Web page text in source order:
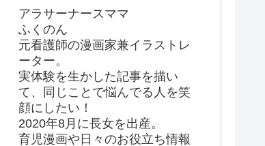
アラサーナースママ
ふくのん
元看護師の漫画家兼イラストレ
ーター。
実体験を生かした記事を描い
て、同じことで悩んでる人を笑
顔にしたい！
2020年8月に長女を出産。
育児漫画や日々のお役立ち情報